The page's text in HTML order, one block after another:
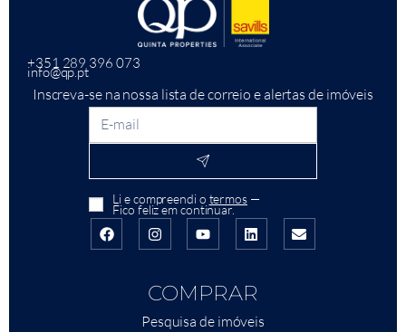
+351 289 396 073
info@qp.pt
Inscreva-se na nossa lista de correio e alertas de imóveis
Li e compreendi o termos—
Fico feliz em continuar.
COMPRAR
Pesquisa de imóveis